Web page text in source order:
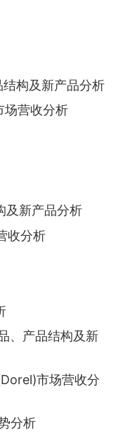
构及新产品分析
营收分析
及新产品分析
收分析
、产品结构及新
市场营收分
分析